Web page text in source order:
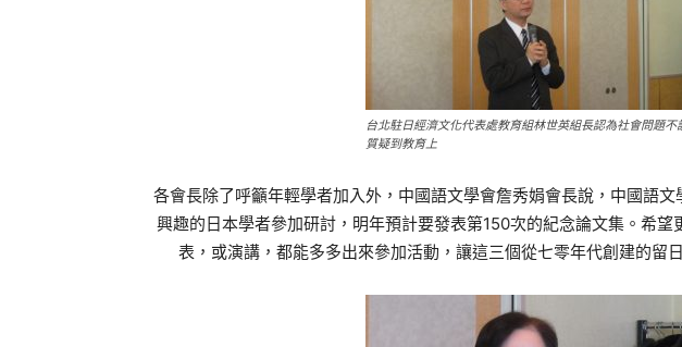
台北駐日經濟文化代表處教育組林世英組長認為社會問題不
質疑到教育上
各會長除了呼籲年輕學者加入外，中國語文學會詹秀娟會長說，中國語
興趣的日本學者參加研討，明年預計要發表第150次的紀念論文集。希望
表，或演講，都能多多出來參加活動，讓這三個從七零年代創建的留